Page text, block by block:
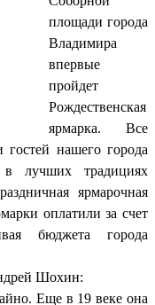
площади города
Владимира
впервые
пройдет
Рождественская
ярмарка. Все
нашего города
в лучших традициях
ярмарочная
оплатили за счет
бюджета города
Шохин:
Еще в 19 веке она